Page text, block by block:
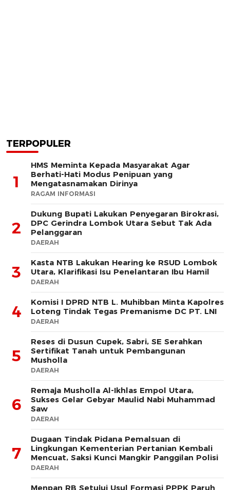
TERPOPULER
1
HMS Meminta Kepada Masyarakat Agar
Berhati-Hati Modus Penipuan yang
Mengatasnamakan Dirinya
RAGAM INFORMASI
2
Dukung Bupati Lakukan Penyegaran Birokrasi,
DPC Gerindra Lombok Utara Sebut Tak Ada
Pelanggaran
DAERAH
3
Kasta NTB Lakukan Hearing ke RSUD Lombok
Utara, Klarifikasi Isu Penelantaran Ibu Hamil
DAERAH
4
Komisi I DPRD NTB L. Muhibban Minta Kapolres
Loteng Tindak Tegas Premanisme DC PT. LNI
DAERAH
5
Reses di Dusun Cupek, Sabri, SE Serahkan
Sertifikat Tanah untuk Pembangunan
Musholla
DAERAH
6
Remaja Musholla Al-Ikhlas Empol Utara,
Sukses Gelar Gebyar Maulid Nabi Muhammad
Saw
DAERAH
7
Dugaan Tindak Pidana Pemalsuan di
Lingkungan Kementerian Pertanian Kembali
Mencuat, Saksi Kunci Mangkir Panggilan Polisi
DAERAH
Menpan RB Setujui Usul Formasi PPPK Paruh